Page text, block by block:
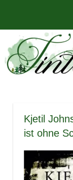
springen
Tintenhain
–
Der
Rezensionen
und
mehr
Kjetil
ist ohne